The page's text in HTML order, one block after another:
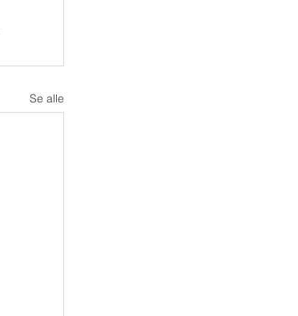
Se alle